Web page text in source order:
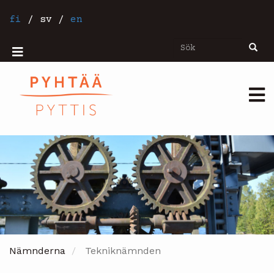
tillfi / sv / en
Sök Sök
Mobiilivalikko
Nämnderna Tekniknämnden